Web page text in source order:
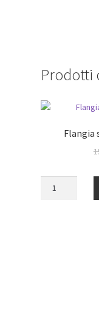
Prodotti
Flangia